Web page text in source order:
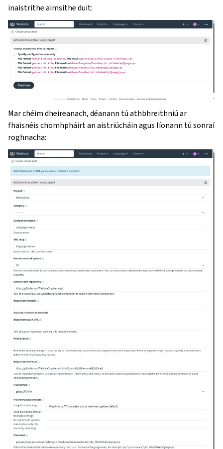
inaistrithe aimsithe duit:
Mar chéim dheireanach, déanann tú athbhreithniú ar
fhaisnéis chomhpháirt an aistriúcháin agus líonann tú sonraí
roghnacha: